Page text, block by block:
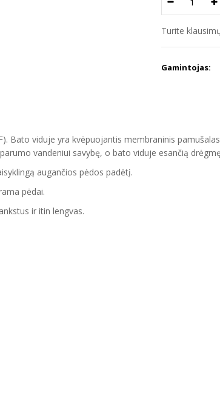
Turite
Gamintojas:
. Bato viduje yra kvėpuojantis membraninis
vandeniui savybę, o bato viduje esančią
augančios pėdos padėtį.
pėdai.
ir itin lengvas.